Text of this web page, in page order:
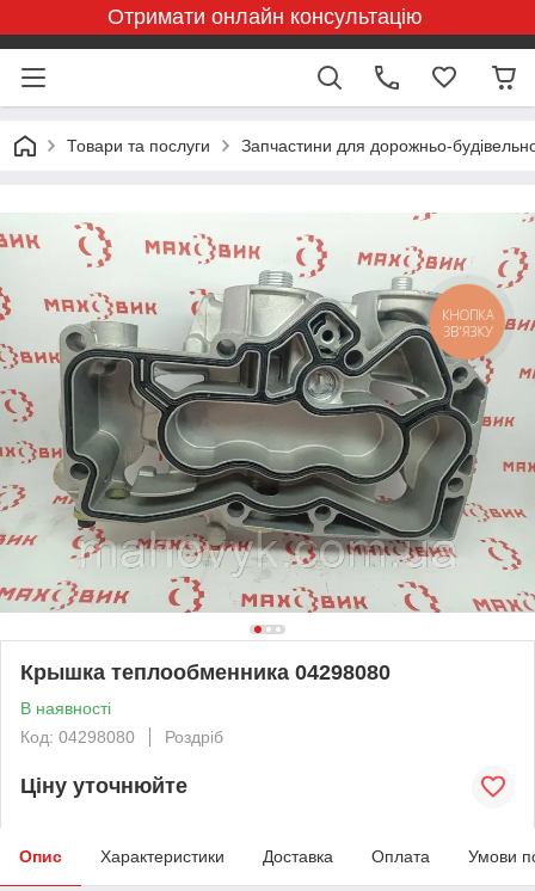
Отримати онлайн консультацію
Товари та послуги Запчастини для дорожньо-
Крышка теплообменника 04298080
В наявності
Код: 04298080
Роздріб
Ціну уточнюйте
Опис Характеристики Доставка Оплата Умови
КНОПКА
ЗВ'ЯЗКУ